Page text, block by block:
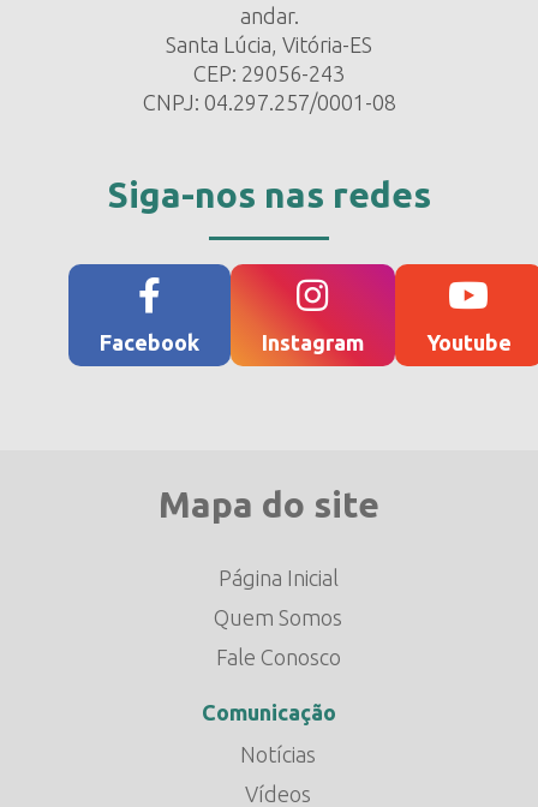
andar.
Santa Lúcia, Vitória-ES
CEP: 29056-243
CNPJ: 04.297.257/0001-08
Siga-nos nas redes
Facebook Instagram Youtube
Mapa do site
Página Inicial
Quem Somos
Fale Conosco
Comunicação
Notícias
Vídeos